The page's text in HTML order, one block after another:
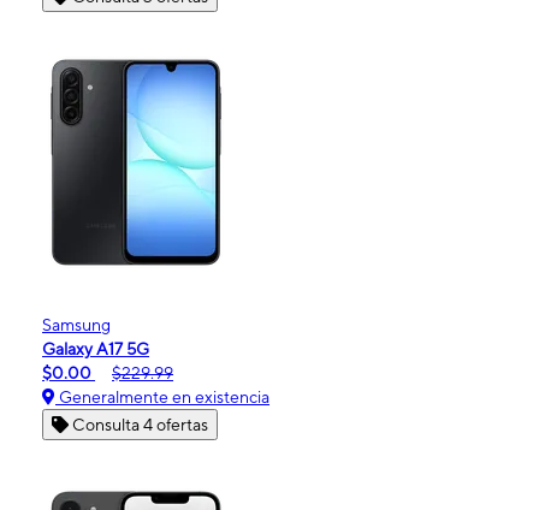
Samsung
Galaxy A17 5G
$0.00
$229.99
Generalmente en existencia
Consulta 4 ofertas